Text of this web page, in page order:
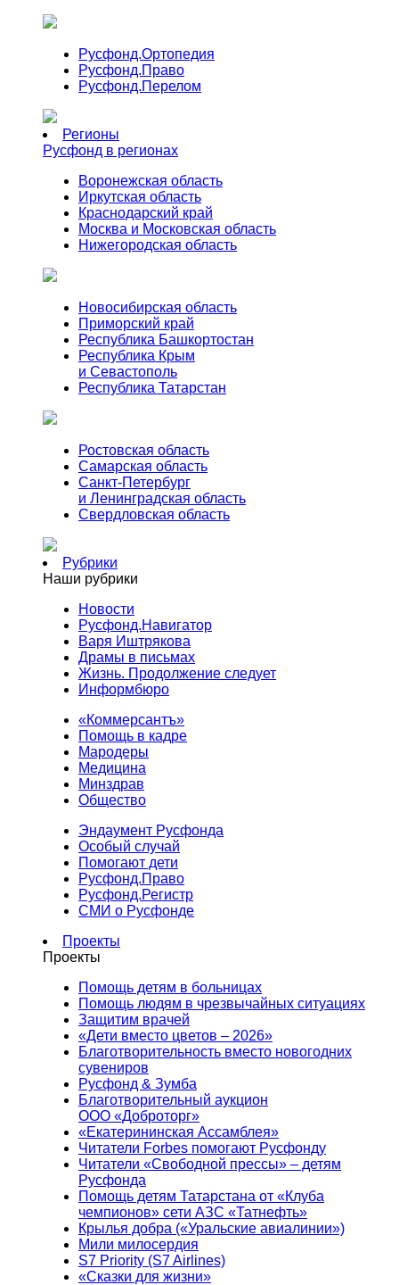
Русфонд.Ортопедия
Русфонд.Право
Русфонд.Перелом
Регионы
Русфонд в регионах
Воронежская область
Иркутская область
Краснодарский край
Москва и Московская область
Нижегородская область
Новосибирская область
Приморский край
Республика Башкортостан
Республика Крым
и Севастополь
Республика Татарстан
Ростовская область
Самарская область
Санкт-Петербург
и Ленинградская область
Свердловская область
Рубрики
Наши рубрики
Новости
Русфонд.Навигатор
Варя Иштрякова
Драмы в письмах
Жизнь. Продолжение следует
Информбюро
«Коммерсантъ»
Помощь в кадре
Мародеры
Медицина
Минздрав
Общество
Эндаумент Русфонда
Особый случай
Помогают дети
Русфонд.Право
Русфонд.Регистр
СМИ о Русфонде
Проекты
Проекты
Помощь детям в больницах
Помощь людям в чрезвычайных ситуациях
Защитим врачей
«Дети вместо цветов – 2026»
Благотворительность вместо новогодних
сувениров
Русфонд & Зумба
Благотворительный аукцион
ООО «Доброторг»
«Екатерининская Ассамблея»
Читатели Forbes помогают Русфонду
Читатели «Свободной прессы» – детям
Русфонда
Помощь детям Татарстана от «Клуба
чемпионов» сети АЗС «Татнефть»
Крылья добра («Уральские авиалинии»)
Мили милосердия
S7 Priority (S7 Airlines)
«Сказки для жизни»